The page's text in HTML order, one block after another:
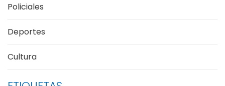
Policiales
Deportes
Cultura